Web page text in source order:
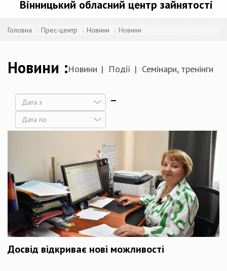
Вінницький обласний центр зайнятості
Головна Прес-центр Новини Новини
Новини Новини Події Семінари, тренінги
Дата
Дата
Досвід відкриває нові можливості